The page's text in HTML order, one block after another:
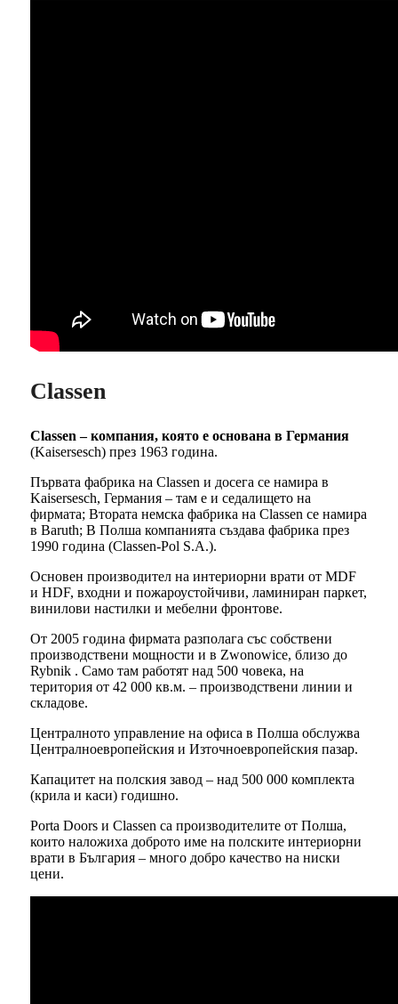
Classen
Classen – компания, която е основана в Германия
(Kaisersesch) през 1963 година.
Първата фабрика на Classen и досега се намира в
Kaisersesch, Германия – там е и седалището на
фирмата; Втората немска фабрика на Classen се намира
в Baruth; В Полша компанията създава фабрика през
1990 година (Classen-Pol S.A.).
Основен производител на интериорни врати от MDF
и HDF, входни и пожароустойчиви, ламиниран паркет,
винилови настилки и мебелни фронтове.
От 2005 година фирмата разполага със собствени
производствени мощности и в Zwonowice, близо до
Rybnik . Само там работят над 500 човека, на
територия от 42 000 кв.м. – производствени линии и
складове.
Централното управление на офиса в Полша обслужва
Централноевропейския и Източноевропейския пазар.
Капацитет на полския завод – над 500 000 комплекта
(крила и каси) годишно.
Porta Doors и Classen са производителите от Полша,
които наложиха доброто име на полските интериорни
врати в България – много добро качество на ниски
цени.